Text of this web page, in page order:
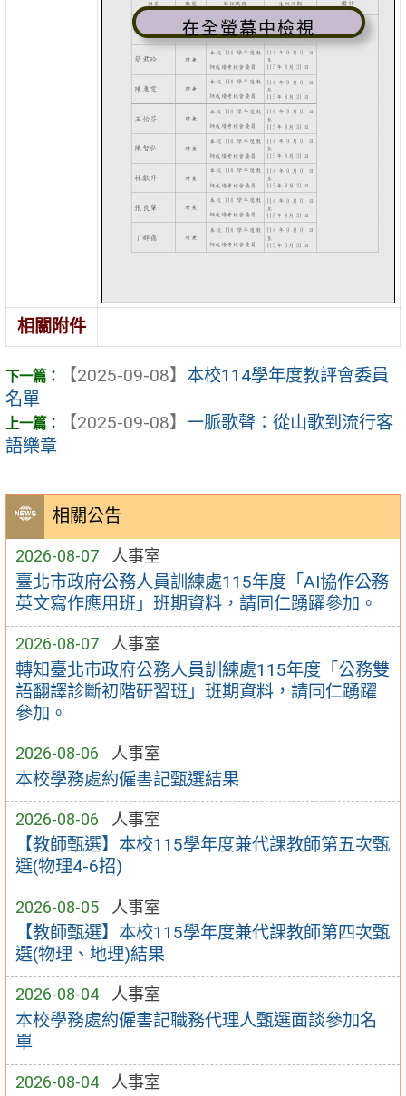
相關公告
2026-08-07 人事室
臺北市政府公務人員訓練處115年度「AI協作公務
英文寫作應用班」班期資料，請同仁踴躍參加。
2026-08-07 人事室
轉知臺北市政府公務人員訓練處115年度「公務雙
語翻譯診斷初階研習班」班期資料，請同仁踴躍
參加。
2026-08-06 人事室
本校學務處約僱書記甄選結果
2026-08-06 人事室
【教師甄選】本校115學年度兼代課教師第五次甄
選(物理4-6招)
2026-08-05 人事室
【教師甄選】本校115學年度兼代課教師第四次甄
選(物理、地理)結果
2026-08-04 人事室
本校學務處約僱書記職務代理人甄選面談參加名
單
2026-08-04 人事室
在全螢幕中檢視
相關附件
【2025-09-08】 本校114學年度教評會委員
名單
【2025-09-08】 一脈歌聲：從山歌到流行客
語樂章